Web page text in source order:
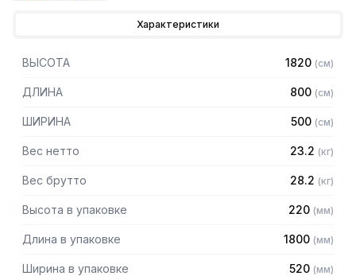
— Стеллаж технологический разборный
— Четыре сплошные полки из нержавеющей стали марки
AISI 430 толщиной 0,8 мм
— Расстояние между полками регулируемое с шагом 50
мм
— Стеллаж поставляется в разобранном виде
Характеристики
ВЫСОТА 1820 (см)
ДЛИНА 800 (см)
ШИРИНА 500 (см)
Вес нетто 23.2 (кг)
Вес брутто 28.2 (кг)
Высота в упаковке 220 (мм)
Длина в упаковке 1800 (мм)
Ширина в упаковке 520 (мм)